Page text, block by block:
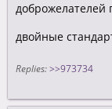
доброжелателей
двойные
Replies: >>973734